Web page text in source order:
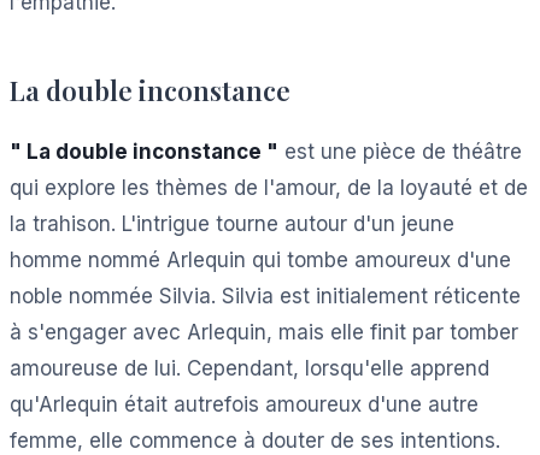
La double inconstance
" La double inconstance " est une pièce de théâtre
qui explore les thèmes de l'amour, de la loyauté et de
la trahison. L'intrigue tourne autour d'un jeune
homme nommé Arlequin qui tombe amoureux d'une
noble nommée Silvia. Silvia est initialement réticente
à s'engager avec Arlequin, mais elle finit par tomber
amoureuse de lui. Cependant, lorsqu'elle apprend
qu'Arlequin était autrefois amoureux d'une autre
femme, elle commence à douter de ses intentions.